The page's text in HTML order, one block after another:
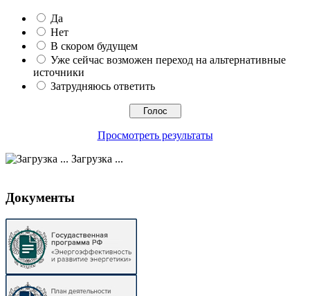
Да
Нет
В скором будущем
Уже сейчас возможен переход на альтернативные
источники
Затрудняюсь ответить
Просмотреть результаты
Загрузка ...
Документы